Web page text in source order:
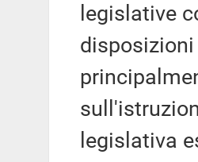
legislative
legislativa